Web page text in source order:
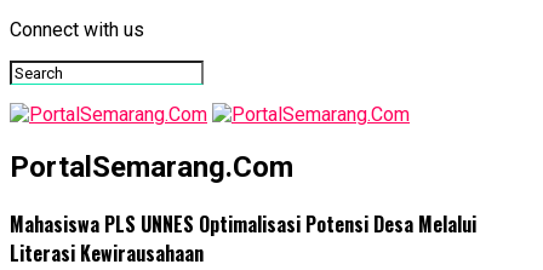
Connect with us
PortalSemarang.Com
Mahasiswa PLS UNNES Optimalisasi Potensi Desa Melalui
Literasi Kewirausahaan